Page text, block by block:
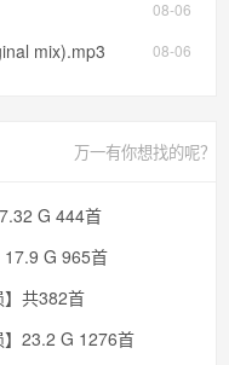
08-06
08-06
mix).mp3
万一有你想找的呢？
G 444首
G 965首
共382首
23.2 G 1276首